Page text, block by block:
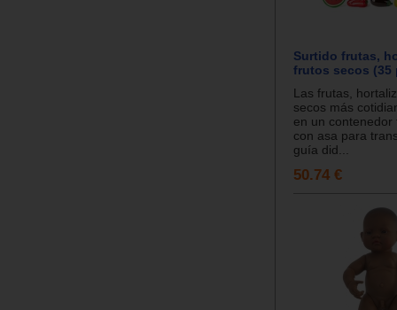
Surtido frutas,
frutos secos (35
Las frutas,
secos más
en un contenedor
con asa para
guía did...
50.74 €